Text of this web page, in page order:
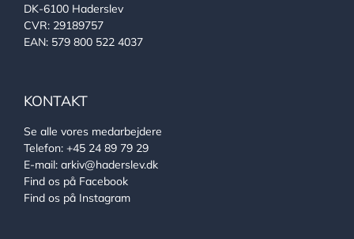
DK-6100 Haderslev
CVR: 29189757
EAN: 579 800 522 4037
KONTAKT
Se alle vores medarbejdere
Telefon: +45 24 89 79 29
E-mail: arkiv@haderslev.dk
Find os på Facebook
Find os på Instagram